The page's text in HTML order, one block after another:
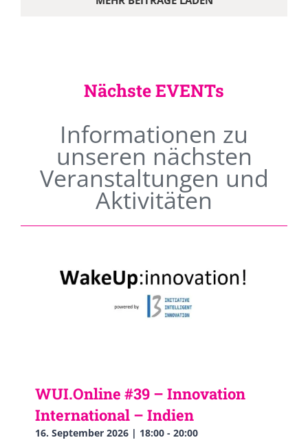
Nächste EVENTs
Informationen zu
unseren nächsten
Veranstaltungen und
Aktivitäten
WUI.Online #39 – Innovation
International – Indien
16. September 2026 | 18:00 - 20:00